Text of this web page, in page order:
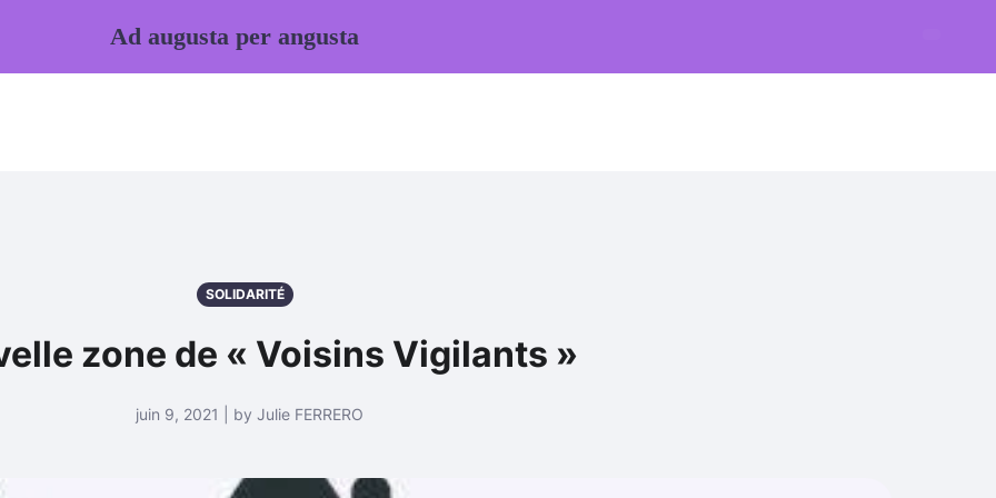
SOLIDARITÉ
zone de « Voisins Vigilants »
juin 9, 2021 | by Julie FERRERO
Ad augusta per angusta